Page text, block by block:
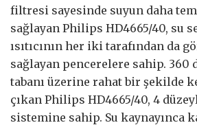
filtresi sayesinde suyun daha
sağlayan Philips HD4665/40, su
ısıtıcının her iki tarafından da
sağlayan pencerelere sahip. 360
tabanı üzerine rahat bir şekilde
çıkan Philips HD4665/40, 4
sistemine sahip. Su kaynayınca